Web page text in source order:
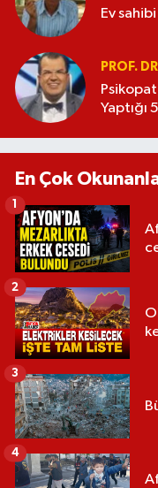
Ev
PROF.
Yaptığı
En Çok
1
2
3
4